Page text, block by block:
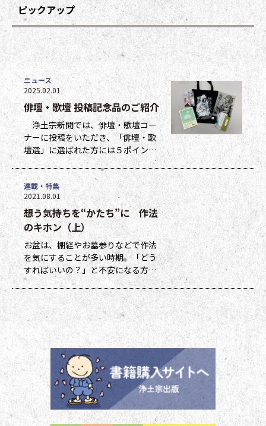
ピックアップ
俳壇・歌壇 投稿記念品のご紹介
浄土宗新聞では、俳壇・歌壇コー
ナーに投稿をいただき、「俳壇・歌
壇選」に選ばれた方には５ポイン
ト、他掲載になった方には１ポイン
トを贈呈しています。ポイントは貯
まった数に応じて、浄土宗新聞オリ
ジナルグッズなどの景品と交換でき
ます（交換・発送は下記一覧表通知
のタイミングになります）。 ポイ
ント保有者の方には、半年に一度、
ポイント数とともに記念品一覧表を
送付いたし
ニュース
2025.02.01
想う気持ちを“かたち”に 作法
のキホン（上）
お盆は、棚経やお墓参りなどで作法
を気にすることが多い時期。「どう
すればいいの？」と不安になる方も
多いのではないでしょうか。作法ば
かり気にしていては、ご先祖さまや
ご本尊さまとしっかりと向き合えま
せん。今号から２回にわたって紹介
する浄土宗の作法の基本をおさえ、
大切な方と向き合い、よりよい時間
を過ごしましょう。 袈裟のつけ方
お参りや法要の時に、ぜひ身に着け
ていた
連載・特集
2021.08.01